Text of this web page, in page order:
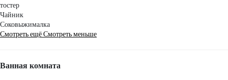
тостер
Чайник
Соковыжималка
Смотреть ещё Смотреть меньше
Ванная комната